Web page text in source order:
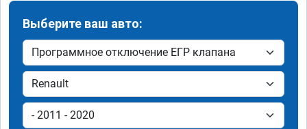
Выберите ваш авто: